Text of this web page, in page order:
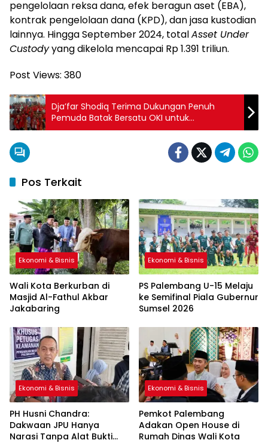
pengelolaan reksa dana, efek beragun aset (EBA),
kontrak pengelolaan dana (KPD), dan jasa kustodian
lainnya. Hingga September 2024, totalAsset Under
Custodyyang dikelola mencapai Rp 1.391 triliun.
Post Views: 380
Dja’far Shodiq Terima Dukungan Penuh
Pemuda Batak Bersatu OKI untuk
Pembangunan Daerah
Pos Terkait
Ekonomi & Bisnis
Wali Kota Berkurban di
Masjid Al-Fathul Akbar
Jakabaring
Ekonomi & Bisnis
PS Palembang U-15 Melaju
ke Semifinal Piala Gubernur
Sumsel 2026
Ekonomi & Bisnis
PH Husni Chandra:
Dakwaan JPU Hanya
Narasi Tanpa Alat Bukti
Ekonomi & Bisnis
Pemkot Palembang
Adakan Open House di
Rumah Dinas Wali Kota